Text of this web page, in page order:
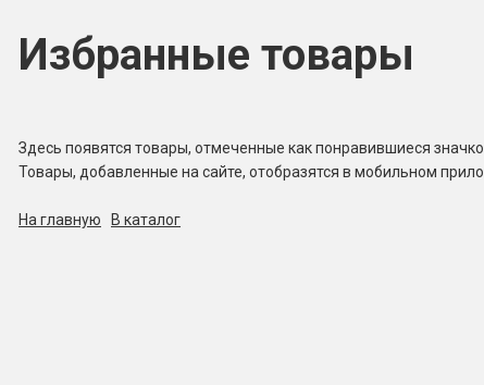
Избранные товары
Здесь появятся товары, отмеченные как понравившиеся
Товары, добавленные на сайте, отобразятся в мобильном
На главную В каталог